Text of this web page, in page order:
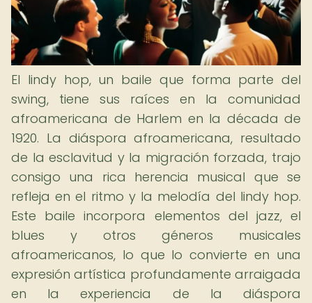
El lindy hop, un baile que forma parte del
swing, tiene sus raíces en la comunidad
afroamericana de Harlem en la década de
1920. La diáspora afroamericana, resultado
de la esclavitud y la migración forzada, trajo
consigo una rica herencia musical que se
refleja en el ritmo y la melodía del lindy hop.
Este baile incorpora elementos del jazz, el
blues y otros géneros musicales
afroamericanos, lo que lo convierte en una
expresión artística profundamente arraigada
en la experiencia de la diáspora